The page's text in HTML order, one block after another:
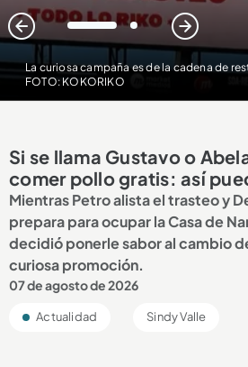
La curiosa campaña es de la cadena de
FOTO: KOKORIKO
1 2
Si se llama Gustavo o
comer pollo gratis: así
Mientras Petro alista el trasteo y
prepara para ocupar la Casa de
decidió ponerle sabor al cambio
curiosa promoción.
07 de agosto de 2026
Actualidad Sindy Valle